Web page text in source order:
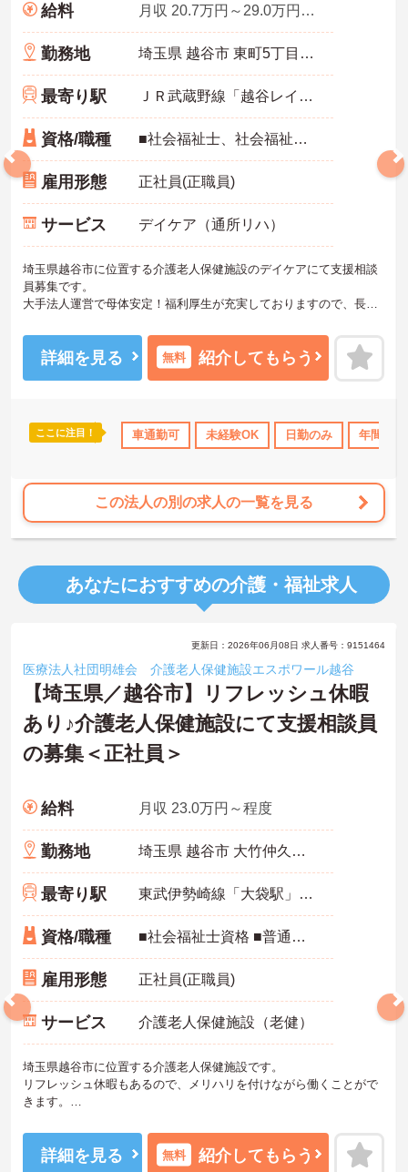
休日110日以上 研修制度あり 産休･育休･介護休暇取得実績あり
給料 月収 20.7万円～29.0万円程度 諸手当込み
勤務地 埼玉県 越谷市 東町5丁目155番1他
最寄り駅 ＪＲ武蔵野線「越谷レイクタウン駅」徒歩20分
資格/職種 ■社会福祉士、社会福祉主事任用いずれかをお持ちの方 ■普通自動車運転免許必須（AT限定可）
雇用形態 正社員(正職員)
サービス デイケア（通所リハ）
埼玉県越谷市に位置する介護老人保健施設のデイケアにて支援相談
員募集です。
大手法人運営で母体安定！福利厚生が充実しておりますので、長く
ご興味ある方には、面接対策ポイントなど、さらに詳細をお話しい
たしますのでお気軽にご相談ください！
詳細を見る 無料 紹介してもらう
ここに注目！ 車通勤可 未経験OK 日勤のみ 年間休
この法人の別の求人の一覧を見る
あなたにおすすめの介護・福祉求人
更新日：2026年06月08日 求人番号：9151464
医療法人社団明雄会 介護老人保健施設エスポワール越谷
【埼玉県／越谷市】リフレッシュ休暇
あり♪介護老人保健施設にて支援相談員
の募集＜正社員＞
給料 月収 23.0万円～程度
勤務地 埼玉県 越谷市 大竹仲久保712
最寄り駅 東武伊勢崎線「大袋駅」徒歩14分
資格/職種 ■社会福祉士資格 ■普通自動車運転免許（AT限定可） ■相談員の実務経験1年以上
雇用形態 正社員(正職員)
サービス 介護老人保健施設（老健）
埼玉県越谷市に位置する介護老人保健施設です。
リフレッシュ休暇もあるので、メリハリを付けながら働くことがで
きます。
ます。
ご興味をお持ちの方はお気軽にお問い合わせください。
詳細を見る 無料 紹介してもらう